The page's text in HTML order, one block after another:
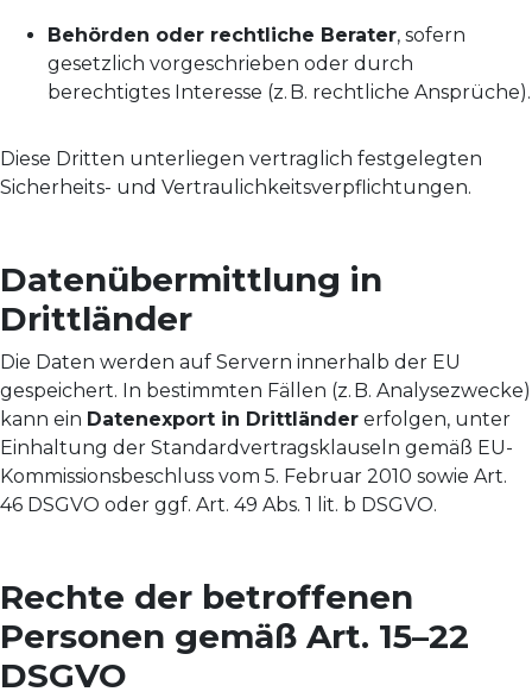
Behörden oder rechtliche Berater, sofern
gesetzlich vorgeschrieben oder durch
berechtigtes Interesse (z. B. rechtliche Ansprüche).
Diese Dritten unterliegen vertraglich festgelegten
Sicherheits- und Vertraulichkeitsverpflichtungen.
Datenübermittlung in
Drittländer
Die Daten werden auf Servern innerhalb der EU
gespeichert. In bestimmten Fällen (z. B. Analysezwecke)
kann ein Datenexport in Drittländer erfolgen, unter
Einhaltung der Standardvertragsklauseln gemäß EU-
Kommissionsbeschluss vom 5. Februar 2010 sowie Art.
46 DSGVO oder ggf. Art. 49 Abs. 1 lit. b DSGVO.
Rechte der betroffenen
Personen gemäß Art. 15–22
DSGVO